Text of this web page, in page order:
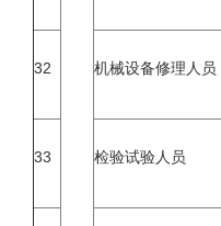
32 机械设备修理人员
33 检验试验人员